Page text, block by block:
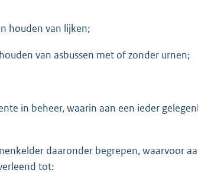
houden van lijken;
van asbussen met of zonder urnen;
in beheer, waarin aan een ieder
daaronder begrepen, waarvoor
tot: